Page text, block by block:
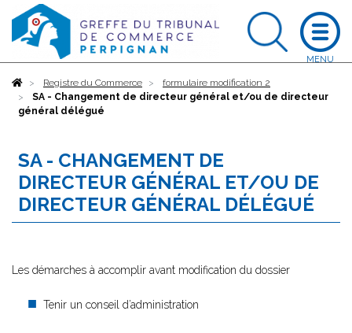
AccueilRegistre du Commerce
formulaire modification 2
SA - Changement de directeur général et/ou de directeur
général délégué
SA - CHANGEMENT DE
DIRECTEUR GÉNÉRAL ET/OU DE
DIRECTEUR GÉNÉRAL DÉLÉGUÉ
Les démarches à accomplir avant modification du dossier
Tenir un conseil d’administration